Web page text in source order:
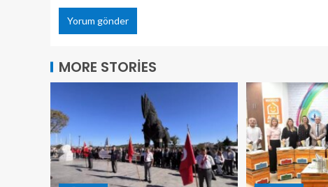
MORE STORIES